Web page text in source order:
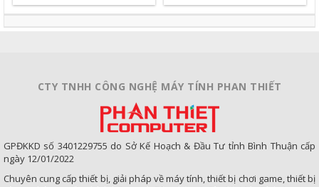
CTY TNHH CÔNG NGHỆ MÁY TÍNH PHAN THIẾT
GPĐKKD số 3401229755 do Sở Kế Hoạch & Đầu Tư tỉnh Bình Thuận cấp
ngày 12/01/2022
Chuyên cung cấp thiết bị, giải pháp về máy tính, thiết bị chơi game, thiết bị